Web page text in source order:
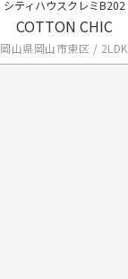
シティハウスクレミB202
COTTON CHIC
岡山県岡山市東区 / 2LDK